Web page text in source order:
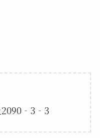
2090‐3‐3